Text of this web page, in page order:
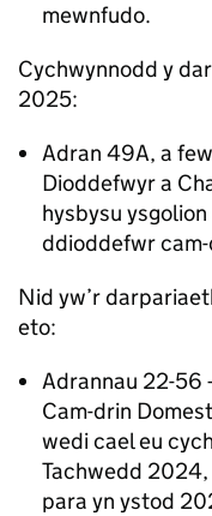
mewnfudo.
Cychwynnodd y
2025:
Adran 49A, a
Dioddefwyr a
hysbysu
ddioddefwr
Nid yw’r
eto:
Adrannau 22-56
Cam-drin
wedi cael eu
Tachwedd
para yn ystod